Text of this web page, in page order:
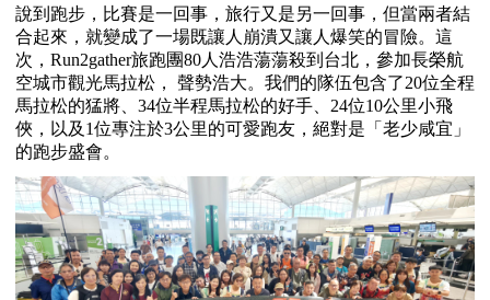
說到跑步，比賽是一回事，旅行又是另一回事，但當兩者結
合起來，就變成了一場既讓人崩潰又讓人爆笑的冒險。這
次， Run2gather旅跑團80人浩浩蕩蕩殺到台北，參加長榮航
空城市觀光馬拉松， 聲勢浩大。我們的隊伍包含了20位全程
馬拉松的猛將、 34位半程馬拉松的好手、 24位10公里小飛
俠，以及 1位專注於3公里的可愛跑友，絕對是「老少咸宜」
的跑步盛會。